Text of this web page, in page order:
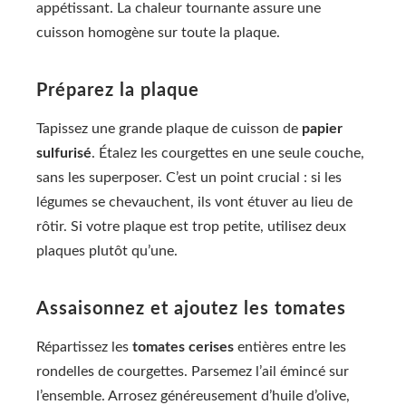
appétissant. La chaleur tournante assure une
cuisson homogène sur toute la plaque.
Préparez la plaque
Tapissez une grande plaque de cuisson de papier
sulfurisé. Étalez les courgettes en une seule couche,
sans les superposer. C’est un point crucial : si les
légumes se chevauchent, ils vont étuver au lieu de
rôtir. Si votre plaque est trop petite, utilisez deux
plaques plutôt qu’une.
Assaisonnez et ajoutez les tomates
Répartissez les tomates cerises entières entre les
rondelles de courgettes. Parsemez l’ail émincé sur
l’ensemble. Arrosez généreusement d’huile d’olive,